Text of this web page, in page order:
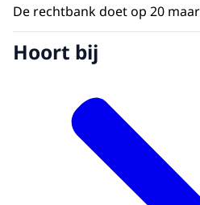
De rechtbank doet op 20
Hoort bij